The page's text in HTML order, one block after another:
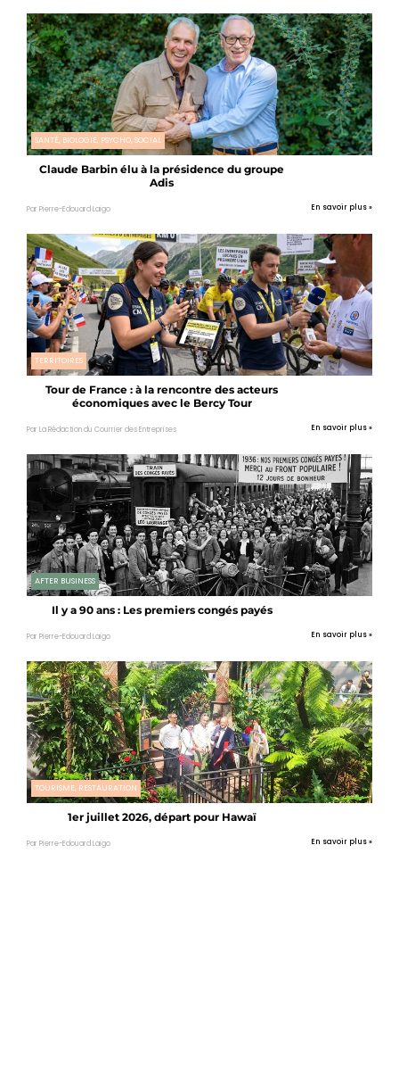
SANTÉ, BIOLOGIE, PSYCHO, SOCIAL
Claude Barbin élu à la présidence du groupe
Adis
Par Pierre-Edouard Laigo En savoir plus »
TERRITOIRES
Tour de France : à la rencontre des acteurs
économiques avec le Bercy Tour
Par La Rédaction du Courrier des Entreprises En savoir plus »
AFTER BUSINESS
Il y a 90 ans : Les premiers congés payés
Par Pierre-Edouard Laigo En savoir plus »
TOURISME, RESTAURATION
1er juillet 2026, départ pour Hawaï
Par Pierre-Edouard Laigo En savoir plus »